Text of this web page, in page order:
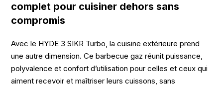
complet pour cuisiner dehors sans
compromis
Avec le HYDE 3 SIKR Turbo, la cuisine extérieure prend
une autre dimension. Ce barbecue gaz réunit puissance,
polyvalence et confort d’utilisation pour celles et ceux qui
aiment recevoir et maîtriser leurs cuissons, sans